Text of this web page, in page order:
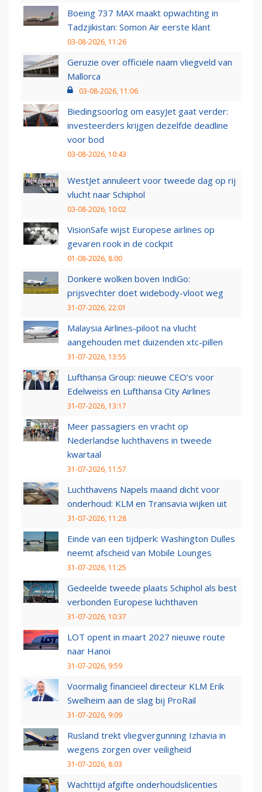
Boeing 737 MAX maakt opwachting in
Tadzjikistan: Somon Air eerste klant
03-08-2026, 11:26
Geruzie over officiële naam vliegveld van
Mallorca
03-08-2026, 11:06
Biedingsoorlog om easyJet gaat verder:
investeerders krijgen dezelfde deadline
voor bod
03-08-2026, 10:43
WestJet annuleert voor tweede dag op rij
vlucht naar Schiphol
03-08-2026, 10:02
VisionSafe wijst Europese airlines op
gevaren rook in de cockpit
01-08-2026, 8:00
Donkere wolken boven IndiGo:
prijsvechter doet widebody-vloot weg
31-07-2026, 22:01
Malaysia Airlines-piloot na vlucht
aangehouden met duizenden xtc-pillen
31-07-2026, 13:55
Lufthansa Group: nieuwe CEO’s voor
Edelweiss en Lufthansa City Airlines
31-07-2026, 13:17
Meer passagiers en vracht op
Nederlandse luchthavens in tweede
kwartaal
31-07-2026, 11:57
Luchthavens Napels maand dicht voor
onderhoud: KLM en Transavia wijken uit
31-07-2026, 11:28
Einde van een tijdperk: Washington Dulles
neemt afscheid van Mobile Lounges
31-07-2026, 11:25
Gedeelde tweede plaats Schiphol als best
verbonden Europese luchthaven
31-07-2026, 10:37
LOT opent in maart 2027 nieuwe route
naar Hanoi
31-07-2026, 9:59
Voormalig financieel directeur KLM Erik
Swelheim aan de slag bij ProRail
31-07-2026, 9:09
Rusland trekt vliegvergunning Izhavia in
wegens zorgen over veiligheid
31-07-2026, 8:03
Wachttijd afgifte onderhoudslicenties